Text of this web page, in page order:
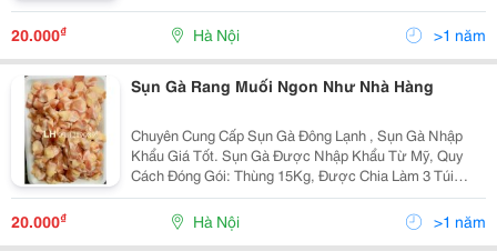
Nhỏ. Sản Phẩm Sụn Gà Luôn Được Bảo Quản Đông
Lạnh Ở Nhiệt Độ - 18 Độ C, Đảm Bảo Về Chất Lượng,
Phù Hợp Với...
20.000₫ Hà Nội >1 năm
Sụn Gà Rang Muối Ngon Như Nhà Hàng
Chuyên Cung Cấp Sụn Gà Đông Lạnh , Sụn Gà Nhập
Khẩu Giá Tốt. Sụn Gà Được Nhập Khẩu Từ Mỹ, Quy
Cách Đóng Gói: Thùng 15Kg, Được Chia Làm 3 Túi
Nhỏ. Sản Phẩm Sụn Gà Luôn Được Bảo Quản Đông
Lạnh Ở Nhiệt Độ - 18 Độ C, Đảm Bảo Về Chất Lượng,
Phù Hợp Với...
20.000₫ Hà Nội >1 năm